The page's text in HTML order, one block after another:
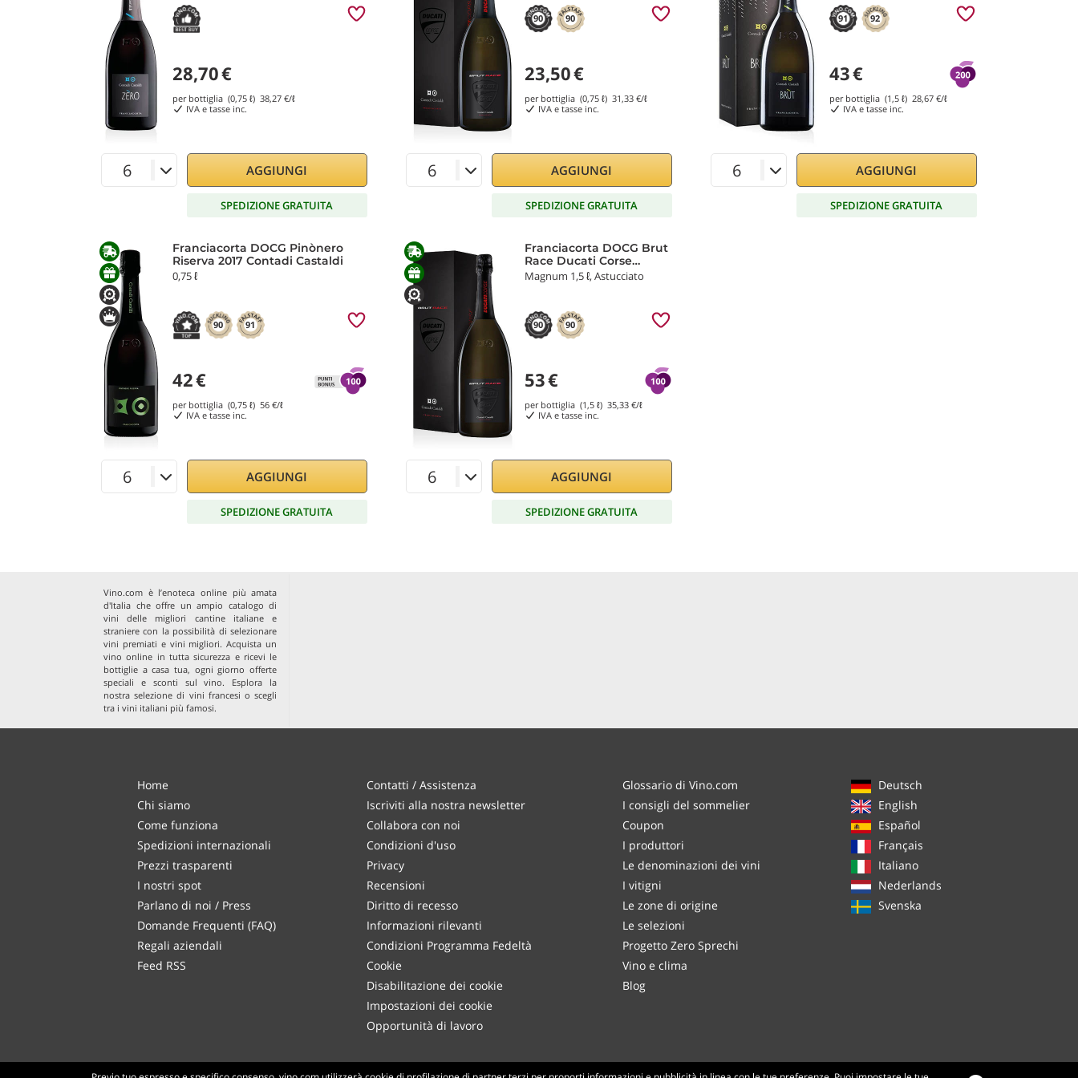
28,70€
per bottiglia (0,75 ℓ) 38,27 €/ℓ
IVA e tasse inc.
AGGIUNGI
SPEDIZIONE GRATUITA
90 90
23,50€
per bottiglia (0,75 ℓ)31,33 €/ℓ
IVA e tasse inc.
AGGIUNGI
SPEDIZIONE GRATUITA
91 92
43€
per bottiglia (1,5 ℓ)28,67 €/ℓ
IVA e tasse inc.
AGGIUNGI
SPEDIZIONE GRATUITA
Franciacorta DOCG Pinònero
Riserva 2017 Contadi Castaldi
0,75 ℓ
90 91
42€
per bottiglia (0,75 ℓ) 56 €/ℓ
IVA e tasse inc.
AGGIUNGI
SPEDIZIONE GRATUITA
Franciacorta DOCG Brut
Race Ducati Corse
Contadi Castaldi
Magnum 1,5 ℓ, Astucciato
90 90
53€
per bottiglia (1,5 ℓ)35,33 €/ℓ
IVA e tasse inc.
AGGIUNGI
SPEDIZIONE GRATUITA
Vino.com è l’enoteca online più amata
d'Italia che offre un ampio catalogo di
vini delle migliori cantine italiane e
straniere con la possibilità di selezionare
vini premiati e vini migliori. Acquista un
vino online in tutta sicurezza e ricevi le
bottiglie a casa tua, ogni giorno offerte
speciali e sconti sul vino. Esplora la
nostra selezione di vini francesi o scegli
tra i vini italiani più famosi.
Home
Chi siamo
Come funziona
Spedizioni internazionali
Prezzi trasparenti
I nostri spot
Parlano di noi / Press
Domande Frequenti (FAQ)
Regali aziendali
Feed RSS
Contatti / Assistenza
Iscriviti alla nostra newsletter
Collabora con noi
Condizioni d'uso
Privacy
Recensioni
Diritto di recesso
Informazioni rilevanti
Condizioni Programma Fedeltà
Cookie
Disabilitazione dei cookie
Impostazioni dei cookie
Opportunità di lavoro
Glossario di Vino.com
I consigli del sommelier
Coupon
I produttori
Le denominazioni dei vini
I vitigni
Le zone di origine
Le selezioni
Progetto Zero Sprechi
Vino e clima
Blog
Deutsch
English
Español
Français
Italiano
Nederlands
Svenska